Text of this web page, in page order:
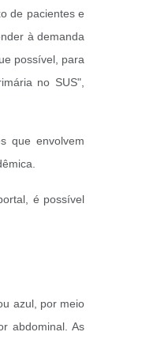
de pacientes e
à demanda
possível, para
no SUS",
que envolvem
é possível
azul, por meio
abdominal. As